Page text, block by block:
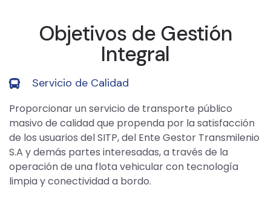
Objetivos de Gestión
Integral
Servicio de Calidad
Proporcionar un servicio de transporte público
masivo de calidad que propenda por la satisfacción
de los usuarios del SITP, del Ente Gestor Transmilenio
S.A y demás partes interesadas, a través de la
operación de una flota vehicular con tecnología
limpia y conectividad a bordo.